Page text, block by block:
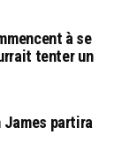
à se
tenter un
James partira